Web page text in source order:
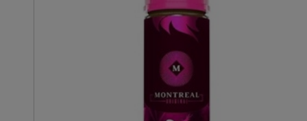
d'une balade en forêt. Le
mix laisse s'exprimer
chaque baie, de la
framboise, à la fraise, en
passant par la cranberry,